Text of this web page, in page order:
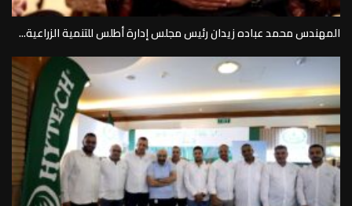
المهندس محمد عباده زيدان رئيس مجلس إدارة أطلس للتنمية الزراعية...